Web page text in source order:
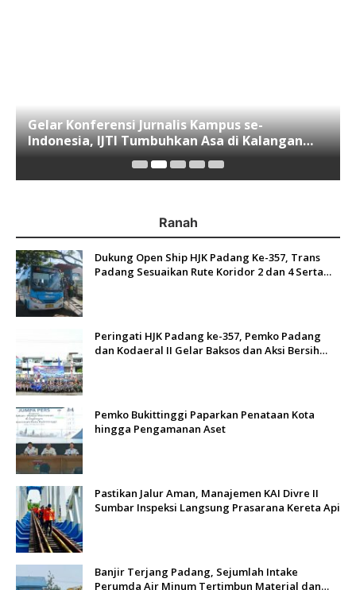
Gelar Konferensi Jurnalis Kampus se-
Indonesia, IJTI Tumbuhkan Asa di Kalangan
Jurnalis Muda di Era Disruspi Digital
Ranah
Dukung Open Ship HJK Padang Ke-357, Trans
Padang Sesuaikan Rute Koridor 2 dan 4 Serta
Peringati HJK Padang ke-357, Pemko Padang
dan Kodaeral II Gelar Baksos dan Aksi Bersih
Pemko Bukittinggi Paparkan Penataan Kota
hingga Pengamanan Aset
Pastikan Jalur Aman, Manajemen KAI Divre II
Sumbar Inspeksi Langsung Prasarana Kereta Api
Banjir Terjang Padang, Sejumlah Intake
Perumda Air Minum Tertimbun Material dan